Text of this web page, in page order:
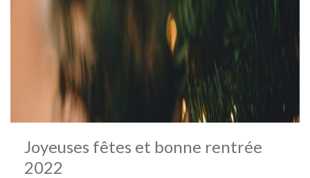
Joyeuses fêtes et bonne rentrée
2022